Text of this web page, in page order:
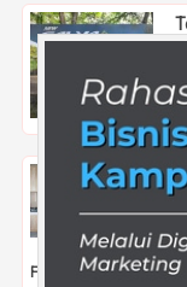
Fashion